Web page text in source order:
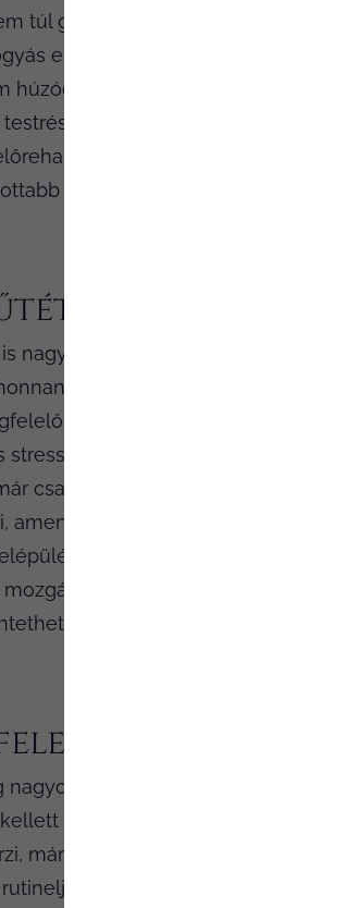
túl gyors. Amennyiben a test
esetében- előfordul, hogy a bőr
vissza. Tehát egy gyors
Illetve azt is el lehet
a bőr szövetei is
korban lévőeket fokozottan
nélkül a
nagyon nehezen megy. Vannak
különösen nehéz leadni még
odafigyelés mellett is. Ehhez
szint, a kevés pihenés még
csak egy nehezebb van: a
erre van lehetőség.
szakaszában, idősebb
sem kellően hatásos. Így
el műtét nélkül.
eltávolító
zavaróak tudnak lenni. Sok
magát emiatt. Tükörbe nézve
már sosem kerül jó formába?
számító plasztikai